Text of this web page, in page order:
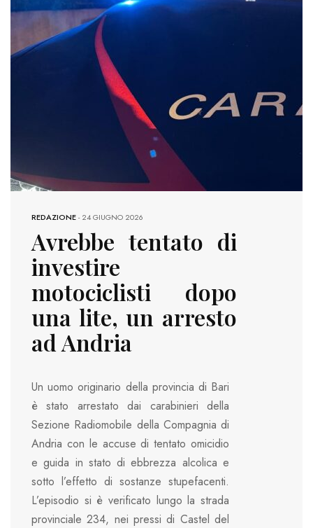
REDAZIONE-24 GIUGNO 2026
Avrebbe tentato di
investire
motociclisti dopo
una lite, un arresto
ad Andria
Un uomo originario della provincia di Bari
è stato arrestato dai carabinieri della
Sezione Radiomobile della Compagnia di
Andria con le accuse di tentato omicidio
e guida in stato di ebbrezza alcolica e
sotto l’effetto di sostanze stupefacenti.
L’episodio si è verificato lungo la strada
provinciale 234, nei pressi di Castel del